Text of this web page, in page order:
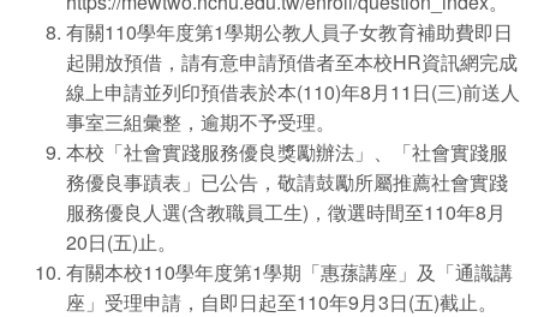
有關110學年度第1學期公教人員子女教育補助費即日
起開放預借，請有意申請預借者至本校HR資訊網完成
線上申請並列印預借表於本(110)年8月11日(三)前送人
事室三組彙整，逾期不予受理。
本校「社會實踐服務優良獎勵辦法」、「社會實踐服
務優良事蹟表」已公告，敬請鼓勵所屬推薦社會實踐
服務優良人選(含教職員工生)，徵選時間至110年8月
20日(五)止。
有關本校110學年度第1學期「惠蓀講座」及「通識講
座」受理申請，自即日起至110年9月3日(五)截止。